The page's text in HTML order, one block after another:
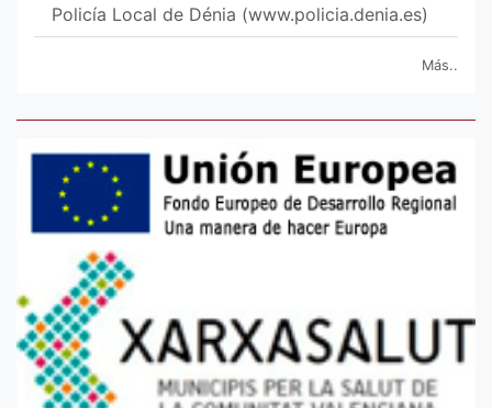
Policía Local de Dénia (www.policia.denia.es)
Más..